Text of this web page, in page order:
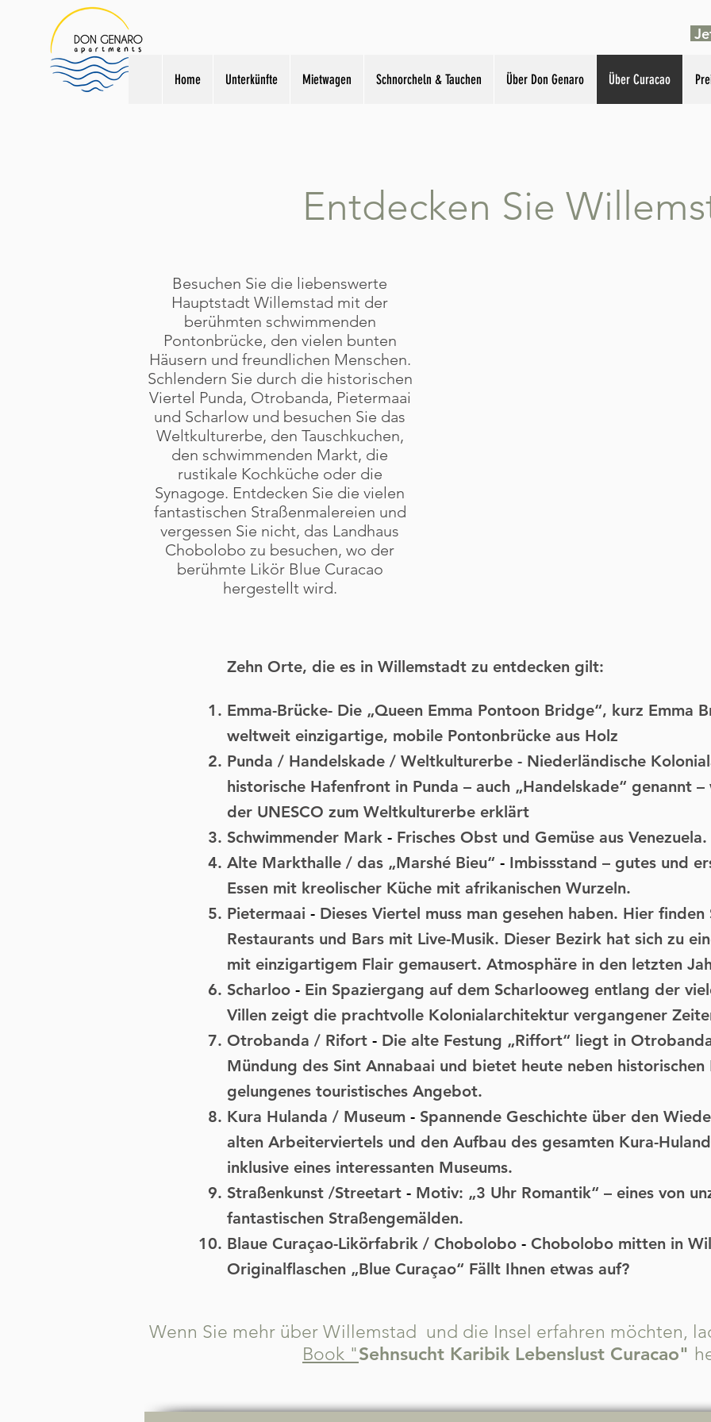
Home Unterkünfte Mietwagen Schnorcheln & Tauchen Über Don Genaro Über Curacao
Entdecken Sie
Besuchen Sie die liebenswerte
Hauptstadt Willemstad mit der
berühmten schwimmenden
Pontonbrücke, den vielen bunten
Häusern und freundlichen Menschen.
Schlendern Sie durch die historischen
Viertel Punda, Otrobanda, Pietermaai
und Scharlow und besuchen Sie das
Weltkulturerbe, den Tauschkuchen,
den schwimmenden Markt, die
rustikale Kochküche oder die
Synagoge. Entdecken Sie die vielen
fantastischen Straßenmalereien und
vergessen Sie nicht, das Landhaus
Chobolobo zu besuchen, wo der
berühmte Likör Blue Curacao
hergestellt wird.
Zehn Orte, die es in Willemstadt zu entdecken gilt:
Emma-Brücke- Die „Queen Emma Pontoon Bridge“, kurz Emma
weltweit einzigartige, mobile Pontonbrücke aus Holz
Punda / Handelskade / Weltkulturerbe - Niederländische
historische Hafenfront in Punda – auch „Handelskade“ genannt
der UNESCO zum Weltkulturerbe erklärt
Schwimmender Mark - Frisches Obst und Gemüse aus Venezuela.
Alte Markthalle / das „Marshé Bieu“ - Imbissstand – gutes und
Essen mit kreolischer Küche mit afrikanischen Wurzeln.
Pietermaai - Dieses Viertel muss man gesehen haben. Hier
Restaurants und Bars mit Live-Musik. Dieser Bezirk hat sich zu
mit einzigartigem Flair gemausert. Atmosphäre in den letzten
Scharloo - Ein Spaziergang auf dem Scharlooweg entlang der
Villen zeigt die prachtvolle Kolonialarchitektur vergangener
Otrobanda / Rifort - Die alte Festung „Riffort“ liegt in
Mündung des Sint Annabaai und bietet heute neben historischen
gelungenes touristisches Angebot.
Kura Hulanda / Museum - Spannende Geschichte über den
alten Arbeiterviertels und den Aufbau des gesamten Kura-
inklusive eines interessanten Museums.
Straßenkunst /Streetart - Motiv: „3 Uhr Romantik“ – eines von
fantastischen Straßengemälden.
Blaue Curaçao-Likörfabrik / Chobolobo - Chobolobo mitten in
Originalflaschen „Blue Curaçao“ Fällt Ihnen etwas auf?
Wenn Sie mehr über Willemstad und die Insel erfahren möchten,
Book "Sehnsucht Karibik Lebenslust Curacao"